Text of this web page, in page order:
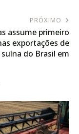
PRÓXIMO
assume primeiro
exportações de
do Brasil em